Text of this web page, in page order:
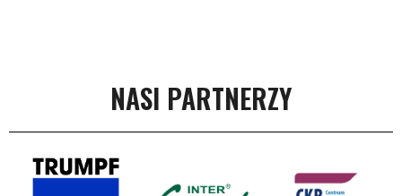
NASI PARTNERZY